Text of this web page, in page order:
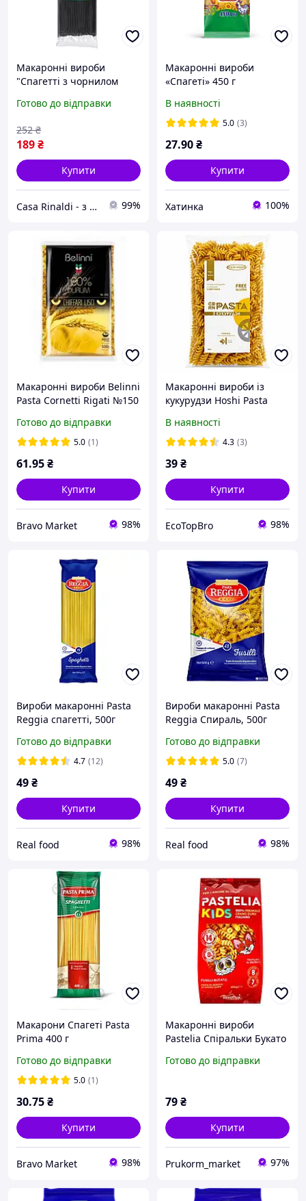
Макаронні вироби
"Спагетті з чорнилом
500г
Готово до відправки
189₴
252 ₴
Купити
Casa Rinaldi - з Італії до вашого столу 99%
Макаронні вироби
«Спагеті» 450 г
В наявності
5.0 (3)
27.90₴
Купити
Хатинка 100%
Макаронні вироби Belinni
Pasta Cornetti Rigati №150
Готово до відправки
5.0 (1)
61.95₴
Купити
Bravo Market 98%
Макаронні вироби із
кукурудзи Hoshi Pasta
В наявності
4.3 (3)
39₴
Купити
EcoTopBro 98%
Вироби макаронні Pasta
Reggia спагетті, 500г
Готово до відправки
4.7 (12)
49₴
Купити
Real food 98%
Вироби макаронні Pasta
Reggia Спираль, 500г
Готово до відправки
5.0 (7)
49₴
Купити
Real food 98%
Макарони Спагеті Pasta
Prima 400 г
Готово до відправки
5.0 (1)
30.75₴
Купити
Bravo Market 98%
Макаронні вироби
Pastelia Спіральки Букато
Готово до відправки
79₴
Купити
Prukorm_market 97%